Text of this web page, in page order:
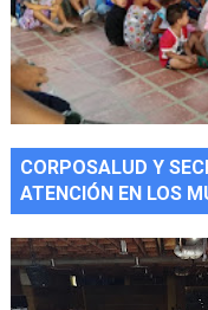
CORPOSALUD Y
ATENCIÓN EN LOS